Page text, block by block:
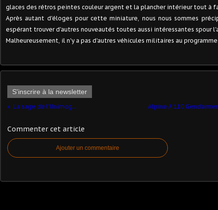
glaces des rétros peintes couleur argent et la plancher intérieur tout à
Après autant d'éloges pour cette miniature, nous nous sommes
espérant trouver d'autres nouveautés toutes aussi intéressantes spour
Malheureusement, il n'y a pas d'autres véhicules militaires au
S'inscrire à la newsletter
La sage de l'Unimog... Alpine A 110
Commenter cet article
Ajouter un commentaire